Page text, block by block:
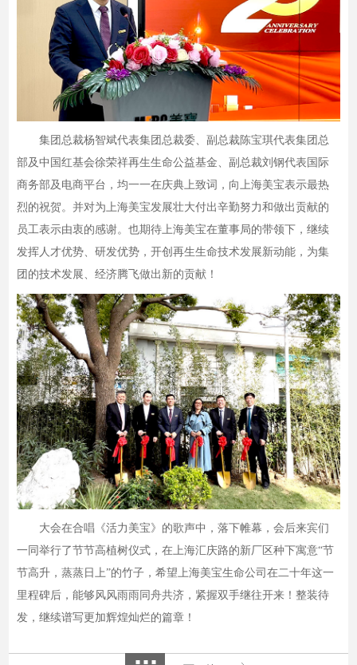
集团总裁杨智斌代表集团总裁委、副总裁陈宝琪代表集团总
部及中国红基会徐荣祥再生生命公益基金、副总裁刘钢代表国际
商务部及电商平台，均一一在庆典上致词，向上海美宝表示最热
烈的祝贺。并对为上海美宝发展壮大付出辛勤努力和做出贡献的
员工表示由衷的感谢。也期待上海美宝在董事局的带领下，继续
发挥人才优势、研发优势，开创再生生命技术发展新动能，为集
团的技术发展、经济腾飞做出新的贡献！
大会在合唱《活力美宝》的歌声中，落下帷幕，会后来宾们
一同举行了节节高植树仪式，在上海汇庆路的新厂区种下寓意“节
节高升，蒸蒸日上”的竹子，希望上海美宝生命公司在二十年这一
里程碑后，能够风风雨雨同舟共济，紧握双手继往开来！整装待
发，继续谱写更加辉煌灿烂的篇章！